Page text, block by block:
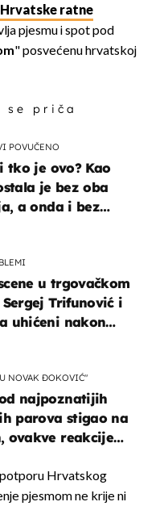
ratne
pjesmu i spot pod
" posvećenu hrvatskoj
priča
POVUČENO
tko je ovo? Kao
je bez oba
a onda i bez
u trgovačkom
Trifunović i
uhićeni nakon
NOVAK ĐOKOVIĆ"
najpoznatijih
parova stigao na
ovakve reakcije
potporu Hrvatskog
pjesmom ne krije ni